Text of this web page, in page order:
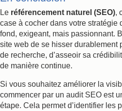
Le référencement naturel (SEO),
case à cocher dans votre stratégie
fond, exigeant, mais passionnant.
site web de se hisser durablement
de recherche, d’asseoir sa
de manière continue.
Si vous souhaitez améliorer la
commencer par un audit SEO est
étape. Cela permet d’identifier les